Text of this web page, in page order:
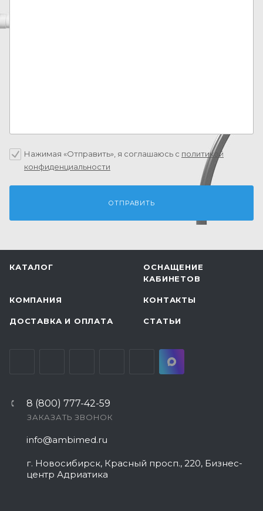
Нажимая «Отправить», я соглашаюсь c политикой
конфиденциальности
КАТАЛОГ
ОСНАЩЕНИЕ
КАБИНЕТОВ
КОМПАНИЯ КОНТАКТЫ
ДОСТАВКА И ОПЛАТА СТАТЬИ
8 (800) 777-42-59
ЗАКАЗАТЬ ЗВОНОК
info@ambimed.ru
г. Новосибирск, Красный просп., 220, Бизнес-
центр Адриатика